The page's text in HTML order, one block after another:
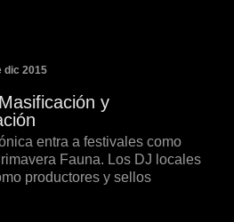
dic 2015
y
entra a festivales como
Fauna. Los DJ locales
productores y sellos